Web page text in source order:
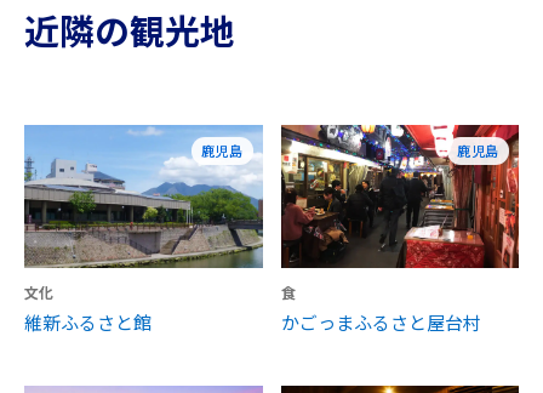
近隣の観光地
鹿児島
文化
維新ふるさと館
鹿児島
食
かごっまふるさと屋台村